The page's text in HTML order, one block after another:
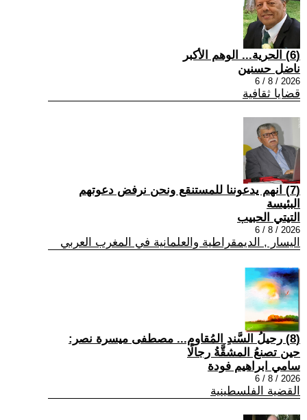
(6) الحرية... الوهم الأكبر
ناضل حسنين
2026 / 8 / 6
قضايا ثقافية
(7) انهم يدعوننا للمستنقع ونحن نرفض دعوتهم
البئيسة
التيتي الحبيب
2026 / 8 / 6
اليسار , الديمقراطية والعلمانية في المغرب العربي
(8) رحيلُ السَّندِ المُقاوم... مصطفى ميسرة نصر:
حين تصنعُ المشقَّةُ رجالًا
سامي ابراهيم فودة
2026 / 8 / 6
القضية الفلسطينية